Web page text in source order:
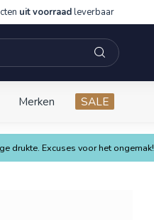
uit voorraadleverbaar
Merken SALE
drukte. Excuses voor het ongemak!